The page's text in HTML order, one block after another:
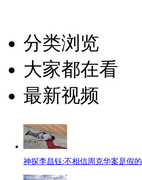
分类浏览
大家都在看
最新视频
神探李昌钰:不相信周克华案是假的